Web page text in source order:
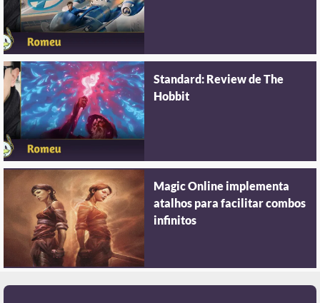
Standard: Review de The
Hobbit
Magic Online implementa
atalhos para facilitar combos
infinitos